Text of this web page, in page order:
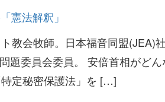
憲法解釈」
教会牧師。日本福音同盟(JEA)社
題委員会委員。 安倍首相がど
定秘密保護法」を […]